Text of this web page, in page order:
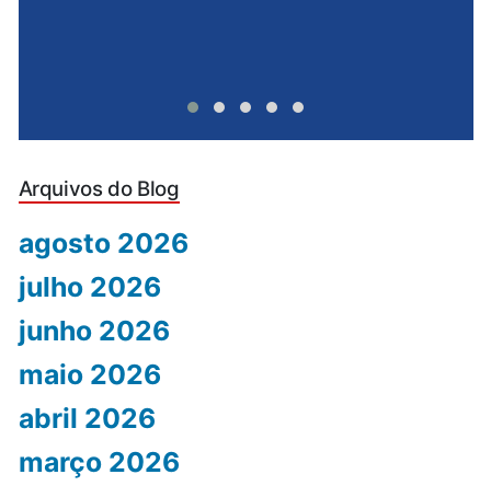
Arquivos do Blog
agosto 2026
julho 2026
junho 2026
maio 2026
abril 2026
março 2026